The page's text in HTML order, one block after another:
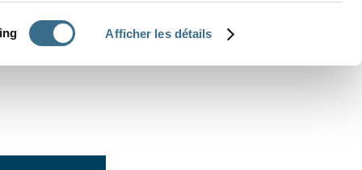
Afficher les détails